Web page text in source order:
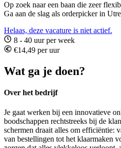
Op zoek naar een baan die zeer
Ga aan de slag als orderpicker in
Helaas, deze vacature is niet actief.
8 - 40 uur per week
€14,49 per uur
Wat ga je doen?
Over het bedrijf
Je gaat werken bij een innovatieve
boodschappen rechtstreeks bij de
schermen draait alles om efficiëntie:
van bestellingen tot het klaarmaken